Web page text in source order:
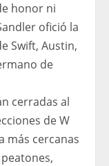
honor ni
ofició la
Swift, Austin,
de
cerradas al
de W
más cercanas